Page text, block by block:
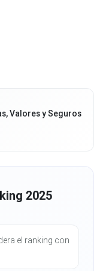
Valores y Seguros
2025
el ranking con